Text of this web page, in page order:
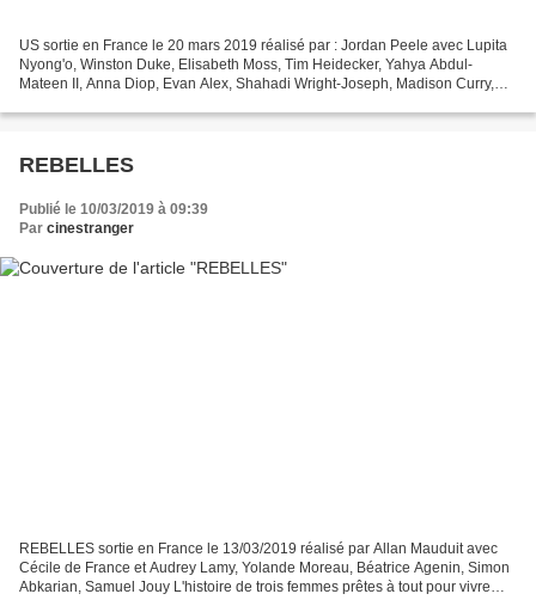
US sortie en France le 20 mars 2019 réalisé par : Jordan Peele avec Lupita
Nyong'o, Winston Duke, Elisabeth Moss, Tim Heidecker, Yahya Abdul-
Mateen II, Anna Diop, Evan Alex, Shahadi Wright-Joseph, Madison Curry,
REBELLES
Publié le 10/03/2019 à 09:39
Par cinestranger
REBELLES sortie en France le 13/03/2019 réalisé par Allan Mauduit avec
Cécile de France et Audrey Lamy, Yolande Moreau, Béatrice Agenin, Simon
Abkarian, Samuel Jouy L'histoire de trois femmes prêtes à tout pour vivre